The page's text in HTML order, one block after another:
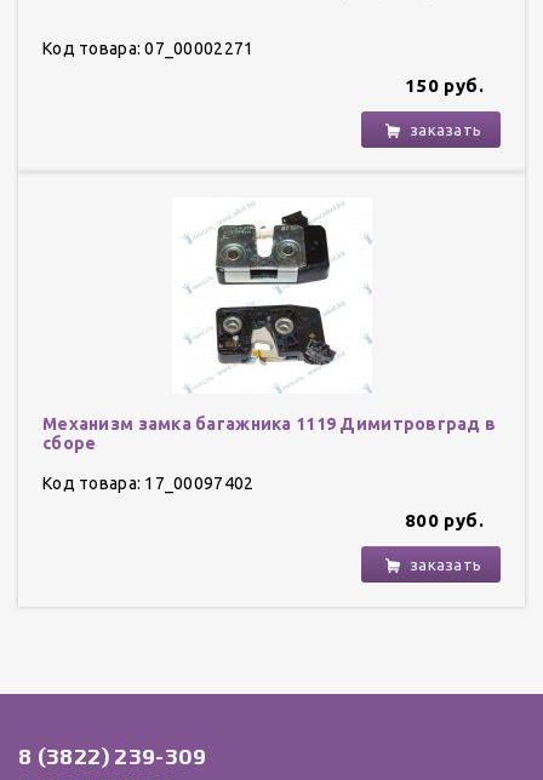
Код товара: 07_00002271
150 руб.
заказать
Механизм замка багажника 1119 Димитровград в
сборе
Код товара: 17_00097402
800 руб.
заказать
8 (3822) 239-309